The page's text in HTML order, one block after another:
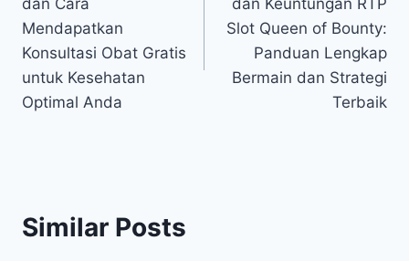
dan Cara
Mendapatkan
Konsultasi Obat Gratis
untuk Kesehatan
Optimal Anda
dan Keuntungan RTP
Slot Queen of Bounty:
Panduan Lengkap
Bermain dan Strategi
Terbaik
Similar Posts